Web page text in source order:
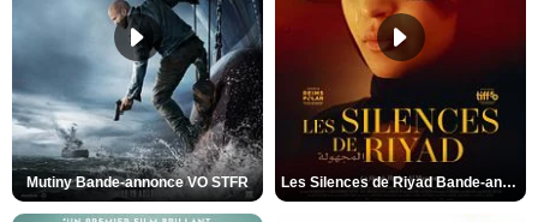
Mutiny Bande-annonce VO STFR Les Silences de Riyad Bande-annonce VO STFR